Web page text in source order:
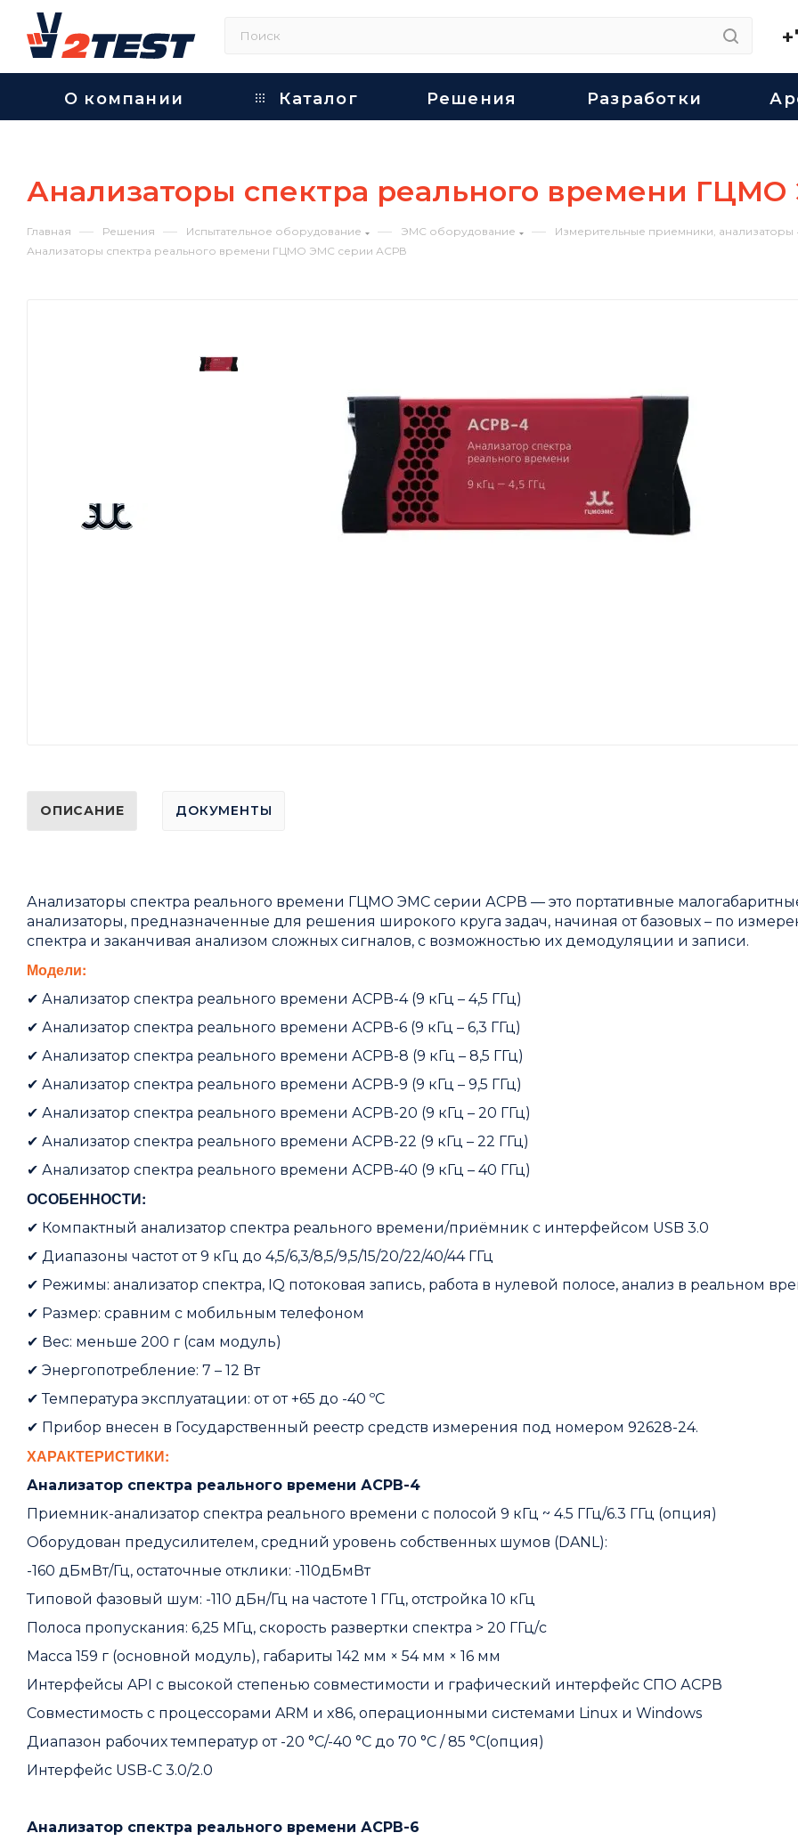
О компании Каталог Решения Разработки
Анализаторы спектра реального времени
Главная — Решения — Испытательное оборудование — ЭМС оборудование —
Измерительные приемники, анализаторы
Анализаторы спектра реального времени ГЦМО ЭМС серии АСРВ
ОПИСАНИЕ ДОКУМЕНТЫ
Анализаторы спектра реального времени ГЦМО ЭМС серии АСРВ — это портативные
анализаторы, предназначенные для решения широкого круга задач, начиная от базовых – по
спектра и заканчивая анализом сложных сигналов, с возможностью их демодуляции и записи.
Модели:
✔ Анализатор спектра реального времени АСРВ-4 (9 кГц – 4,5 ГГц)
✔ Анализатор спектра реального времени АСРВ-6 (9 кГц – 6,3 ГГц)
✔ Анализатор спектра реального времени АСРВ-8 (9 кГц – 8,5 ГГц)
✔ Анализатор спектра реального времени АСРВ-9 (9 кГц – 9,5 ГГц)
✔ Анализатор спектра реального времени АСРВ-20 (9 кГц – 20 ГГц)
✔ Анализатор спектра реального времени АСРВ-22 (9 кГц – 22 ГГц)
✔ Анализатор спектра реального времени АСРВ-40 (9 кГц – 40 ГГц)
ОСОБЕННОСТИ:
✔ Компактный анализатор спектра реального времени/приёмник с интерфейсом USB 3.0
✔ Диапазоны частот от 9 кГц до 4,5/6,3/8,5/9,5/15/20/22/40/44 ГГц
✔ Режимы: анализатор спектра, IQ потоковая запись, работа в нулевой полосе, анализ в реальном
✔ Размер: сравним с мобильным телефоном
✔ Вес: меньше 200 г (сам модуль)
✔ Энергопотребление: 7 – 12 Вт
✔ Температура эксплуатации: от от +65 до -40 ºC
✔ Прибор внесен в Государственный реестр средств измерения под номером 92628-24.
ХАРАКТЕРИСТИКИ:
Анализатор спектра реального времени АСРВ-4
Приемник-анализатор спектра реального времени с полосой 9 кГц ~ 4.5 ГГц/6.3 ГГц (опция)
Оборудован предусилителем, средний уровень собственных шумов (DANL):
-160 дБмВт/Гц, остаточные отклики: -110дБмВт
Типовой фазовый шум: -110 дБн/Гц на частоте 1 ГГц, отстройка 10 кГц
Полоса пропускания: 6,25 МГц, скорость развертки спектра > 20 ГГц/с
Масса 159 г (основной модуль), габариты 142 мм × 54 мм × 16 мм
Интерфейсы API с высокой степенью совместимости и графический интерфейс СПО АСРВ
Совместимость с процессорами ARM и x86, операционными системами Linux и Windows
Диапазон рабочих температур от -20 °C/-40 °C до 70 °C / 85 °C(опция)
Интерфейс USB-С 3.0/2.0
Анализатор спектра реального времени АСРВ-6